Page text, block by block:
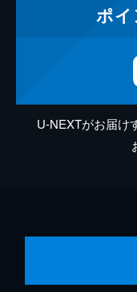
ポイ
U-NEXTがお届け